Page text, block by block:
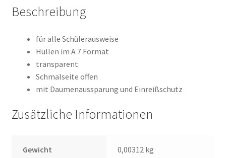
Beschreibung
für alle Schülerausweise
Hüllen im A 7 Format
transparent
Schmalseite offen
mit Daumenaussparung und Einreißschutz
Zusätzliche Informationen
Gewicht 0,00312 kg